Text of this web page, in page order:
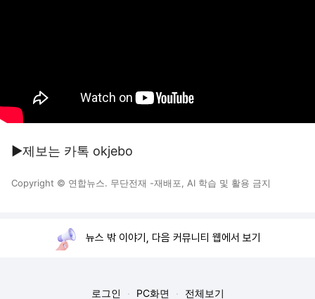
▶제보는 카톡 okjebo
Copyright © 연합뉴스. 무단전재 -재배포, AI 학습 및 활용 금지
뉴스 밖 이야기, 다음 커뮤니티 웹에서 보기
로그인 PC화면 전체보기